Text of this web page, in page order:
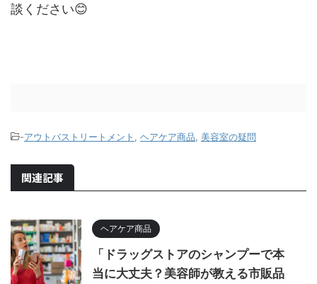
談ください😊
-アウトバストリートメント ヘアケア商品 美容室の疑問
関連記事
ヘアケア商品
「ドラッグストアのシャンプーで本
当に大丈夫？美容師が教える市販品